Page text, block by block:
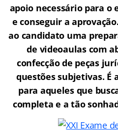
apoio necessário para o
e conseguir a aprovação.
ao candidato uma
de videoaulas com
confecção de peças
questões subjetivas. É
para aqueles que
completa e a tão